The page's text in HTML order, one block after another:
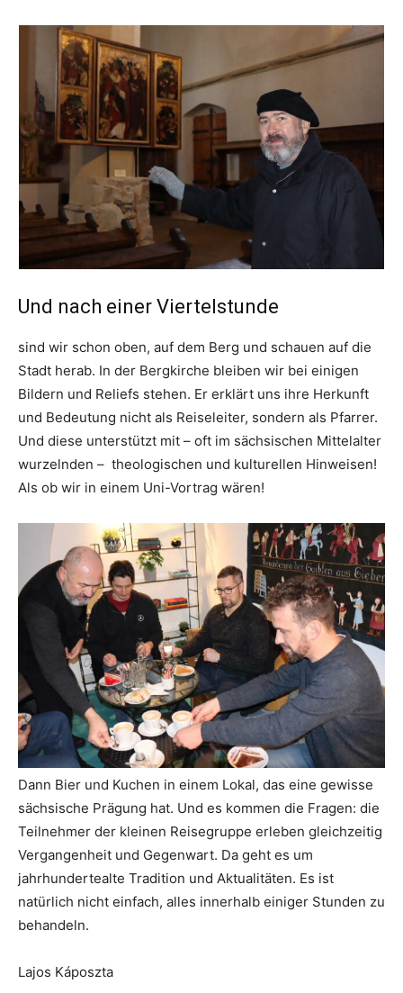
Und nach einer Viertelstunde
sind wir schon oben, auf dem Berg und schauen auf die
Stadt herab. In der Bergkirche bleiben wir bei einigen
Bildern und Reliefs stehen. Er erklärt uns ihre Herkunft
und Bedeutung nicht als Reiseleiter, sondern als Pfarrer.
Und diese unterstützt mit – oft im sächsischen Mittelalter
wurzelnden – theologischen und kulturellen Hinweisen!
Als ob wir in einem Uni-Vortrag wären!
Dann Bier und Kuchen in einem Lokal, das eine gewisse
sächsische Prägung hat. Und es kommen die Fragen: die
Teilnehmer der kleinen Reisegruppe erleben gleichzeitig
Vergangenheit und Gegenwart. Da geht es um
jahrhundertealte Tradition und Aktualitäten. Es ist
natürlich nicht einfach, alles innerhalb einiger Stunden zu
behandeln.
Lajos Káposzta